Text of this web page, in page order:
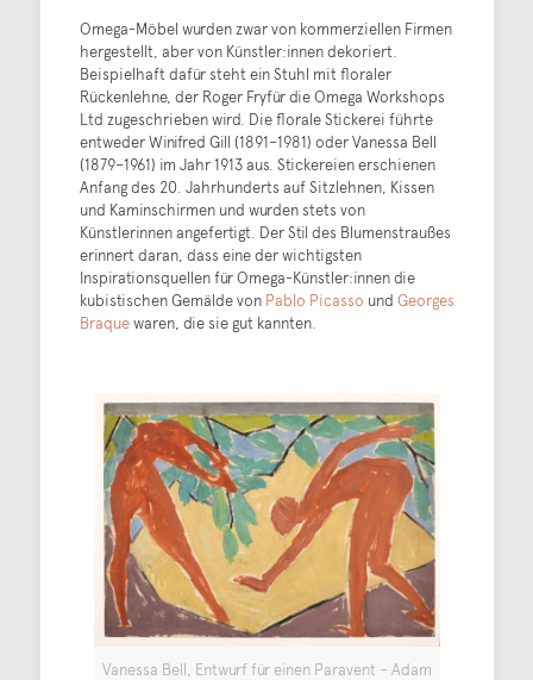
Omega-Möbel wurden zwar von kommerziellen Firmen
hergestellt, aber von Künstler:innen dekoriert.
Beispielhaft dafür steht ein Stuhl mit floraler
Rückenlehne, der Roger Fryfür die Omega Workshops
Ltd zugeschrieben wird. Die florale Stickerei führte
entweder Winifred Gill (1891–1981) oder Vanessa Bell
(1879–1961) im Jahr 1913 aus. Stickereien erschienen
Anfang des 20. Jahrhunderts auf Sitzlehnen, Kissen
und Kaminschirmen und wurden stets von
Künstlerinnen angefertigt. Der Stil des Blumenstraußes
erinnert daran, dass eine der wichtigsten
Inspirationsquellen für Omega-Künstler:innen die
kubistischen Gemälde von Pablo Picasso und Georges
Braquewaren, die sie gut kannten.
Vanessa Bell, Entwurf für einen Paravent – Adam